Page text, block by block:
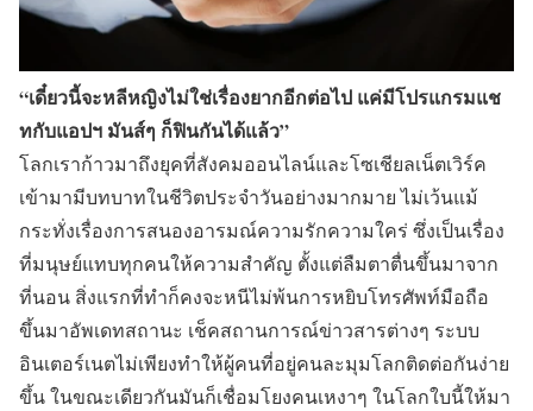
“เดี๋ยวนี้จะหลีหญิงไม่ใช่เรื่องยากอีกต่อไป แค่มีโปรแกรมแช
ทกับแอปฯ มันส์ๆ ก็ฟินกันได้แล้ว”
โลกเราก้าวมาถึงยุคที่สังคมออนไลน์และโซเชียลเน็ตเวิร์ค
เข้ามามีบทบาทในชีวิตประจำวันอย่างมากมาย ไม่เว้นแม้
กระทั่งเรื่องการสนองอารมณ์ความรักความใคร่ ซึ่งเป็นเรื่อง
ที่มนุษย์แทบทุกคนให้ความสำคัญ ตั้งแต่ลืมตาตื่นขึ้นมาจาก
ที่นอน สิ่งแรกที่ทำก็คงจะหนีไม่พ้นการหยิบโทรศัพท์มือถือ
ขึ้นมาอัพเดทสถานะ เช็คสถานการณ์ข่าวสารต่างๆ ระบบ
อินเตอร์เนตไม่เพียงทำให้ผู้คนที่อยู่คนละมุมโลกติดต่อกันง่าย
ขึ้น ในขณะเดียวกันมันก็เชื่อมโยงคนเหงาๆ ในโลกใบนี้ให้มา